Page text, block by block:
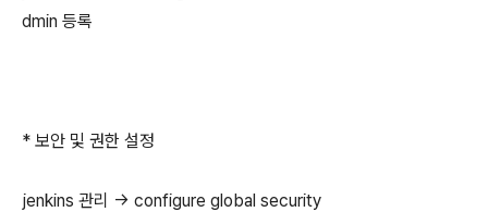
dmin 등록
* 보안 및 권한 설정
jenkins 관리 -> configure global security